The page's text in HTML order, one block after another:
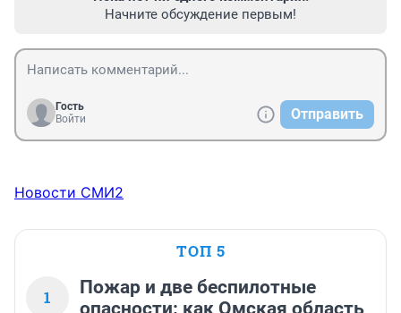
Начните обсуждение первым!
Гость
Войти
Отправить
Новости СМИ2
ТОП 5
1
Пожар и две беспилотные
опасности: как Омская область